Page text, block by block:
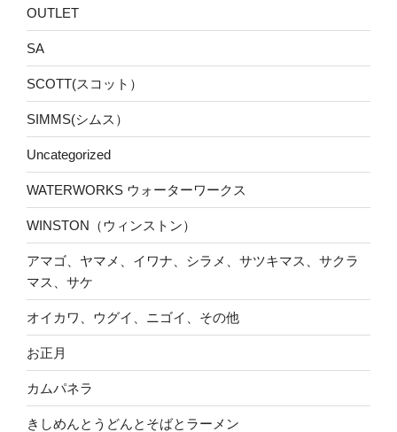
OUTLET
SA
SCOTT(スコット）
SIMMS(シムス）
Uncategorized
WATERWORKS ウォーターワークス
WINSTON（ウィンストン）
アマゴ、ヤマメ、イワナ、シラメ、サツキマス、サクラ
マス、サケ
オイカワ、ウグイ、ニゴイ、その他
お正月
カムパネラ
きしめんとうどんとそばとラーメン